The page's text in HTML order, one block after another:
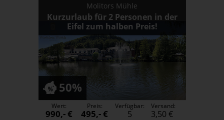
Molitors Mühle
Kurzurlaub für 2 Personen in der
Eifel zum halben Preis!
50%
Wert:
990,- €
Preis:
495,- €
Verfügbar:
5
Versand:
3,50 €